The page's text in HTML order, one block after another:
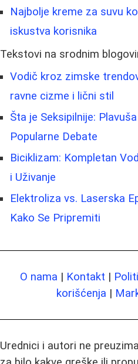
Najbolje kreme za suvu
iskustva korisnika
Tekstovi na srodnim
Vodič kroz zimske
ravne cizme i lični stil
Šta je Seksipilnije:
Popularne Debate
Biciklizam: Kompletan
i Uživanje
Elektroliza vs. Laserska
Kako Se Pripremiti
O nama | Kontakt |
korišćenja |
Urednici i autori ne